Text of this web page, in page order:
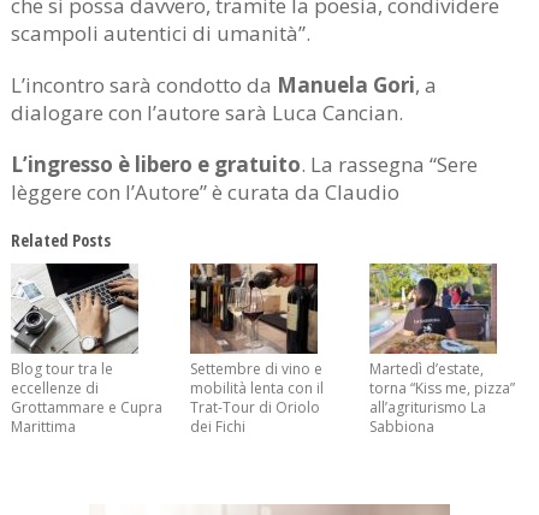
che si possa davvero, tramite la poesia, condividere
scampoli autentici di umanità”.
L’incontro sarà condotto da Manuela Gori, a
dialogare con l’autore sarà Luca Cancian.
L’ingresso è libero e gratuito. La rassegna “Sere
lèggere con l’Autore” è curata da Claudio
Related Posts
Blog tour tra le
eccellenze di
Grottammare e Cupra
Marittima
Settembre di vino e
mobilità lenta con il
Trat-Tour di Oriolo
dei Fichi
Martedì d’estate,
torna “Kiss me, pizza”
all’agriturismo La
Sabbiona